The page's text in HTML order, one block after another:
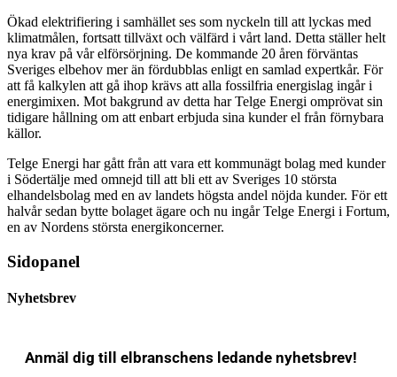
Ökad elektrifiering i samhället ses som nyckeln till att lyckas med
klimatmålen, fortsatt tillväxt och välfärd i vårt land. Detta ställer helt
nya krav på vår elförsörjning. De kommande 20 åren förväntas
Sveriges elbehov mer än fördubblas enligt en samlad expertkår. För
att få kalkylen att gå ihop krävs att alla fossilfria energislag ingår i
energimixen. Mot bakgrund av detta har Telge Energi omprövat sin
tidigare hållning om att enbart erbjuda sina kunder el från förnybara
källor.
Telge Energi har gått från att vara ett kommunägt bolag med kunder
i Södertälje med omnejd till att bli ett av Sveriges 10 största
elhandelsbolag med en av landets högsta andel nöjda kunder. För ett
halvår sedan bytte bolaget ägare och nu ingår Telge Energi i Fortum,
en av Nordens största energikoncerner.
Sidopanel
Nyhetsbrev
Anmäl dig till elbranschens ledande nyhetsbrev!